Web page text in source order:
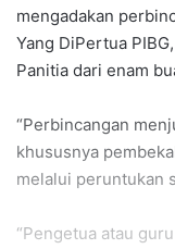
mengadakan
Yang DiPertua
Panitia dari enam
“Perbincangan
khususnya
melalui peruntukan
“Pengetua atau